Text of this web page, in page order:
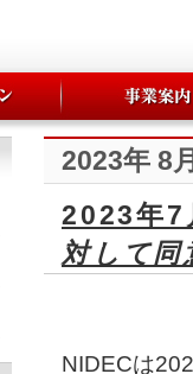
2023年 8
2023年7
対して同
NIDECは